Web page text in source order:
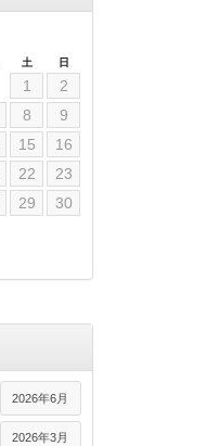
土 日
1
2
8
9
15
16
22
23
29
30
2026年6月
2026年3月